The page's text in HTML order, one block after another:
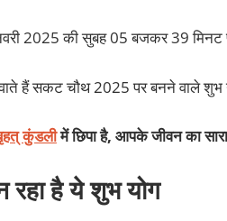
2025 की सुबह 05 बजकर 39 मिनट
हैं सकट चौथ 2025 पर बनने वाले शुभ
कुंडलीमें छिपा है, आपके जीवन का
है ये शुभ योग